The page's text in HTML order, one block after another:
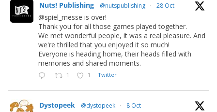
Nuts! Publishing @nutspublishing · 28 Oct
@spiel_messe is over!
Thank you for all those games played together.
We met wonderful people, it was a real pleasure. And
we're thrilled that you enjoyed it so much!
Everyone is heading home, their heads filled with
memories and shared moments.
1 1 Twitter
Dystopeek @dystopeek · 8 Oct